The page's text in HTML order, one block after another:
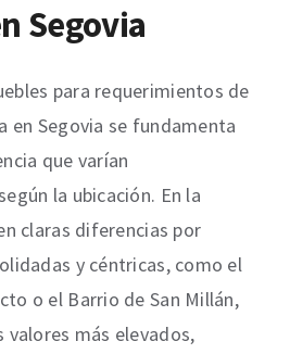
Segovia
para requerimientos de
en Segovia se fundamenta
que varían
la ubicación. En la
claras diferencias por
y céntricas, como el
o el Barrio de San Millán,
valores más elevados,